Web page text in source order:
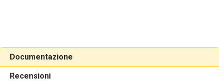
Documentazione
Recensioni